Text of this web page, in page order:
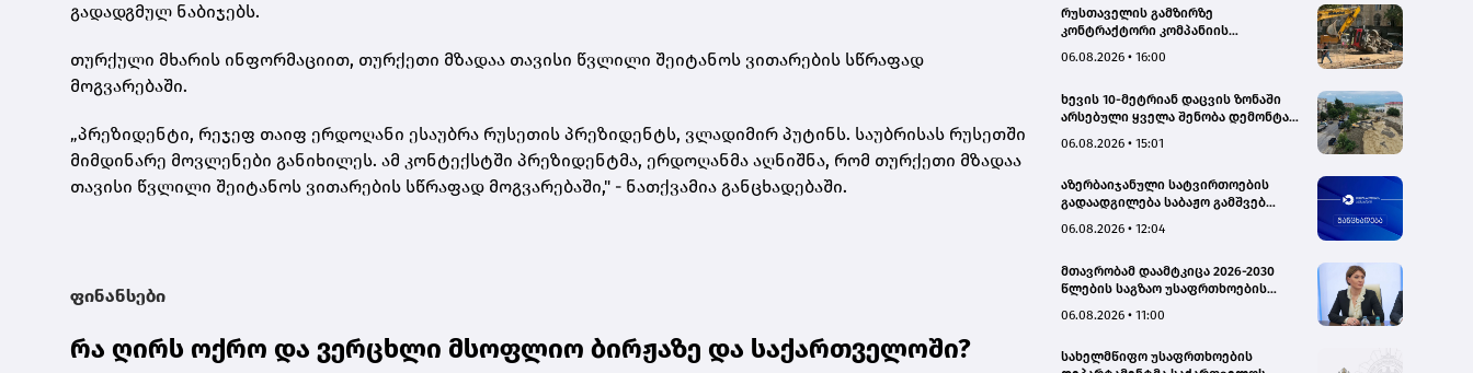
გადადგმულ ნაბიჯებს.
თურქული მხარის ინფორმაციით, თურქეთი მზადაა თავისი წვლილი შეიტანოს ვითარების სწრაფად
მოგვარებაში.
„პრეზიდენტი, რეჯეფ თაიფ ერდოღანი ესაუბრა რუსეთის პრეზიდენტს, ვლადიმირ პუტინს. საუბრისას რუსეთში
მიმდინარე მოვლენები განიხილეს. ამ კონტექსტში პრეზიდენტმა, ერდოღანმა აღნიშნა, რომ თურქეთი მზადაა
თავისი წვლილი შეიტანოს ვითარების სწრაფად მოგვარებაში," - ნათქვამია განცხადებაში.
ფინანსები
რა ღირს ოქრო და ვერცხლი მსოფლიო ბირჟაზე და საქართველოში?
რუსთაველის გამზირზე
კონტრაქტორი კომპანიის
ახლოს იმოძრავა, რამაც ნიადაგის
გამოიწვია, გადაბრუნდა
ავტომანქანა - თვითმცლელში
იმყოფებოდა მცირეწლოვანი ბავშვი
06.08.2026 • 16:00
ხევის 10-მეტრიან დაცვის ზონაში
არსებული ყველა შენობა დემონტაჟს
06.08.2026 • 15:01
აზერბაიჯანული სატვირთოების
გადაადგილება საბაჟო გამშვებ
მიმდინარეობს- შემოსავლების
06.08.2026 • 12:04
მთავრობამ დაამტკიცა 2026-2030
წლების საგზაო უსაფრთხოების
სამოქმედო გეგმა – თამარ
06.08.2026 • 11:00
სახელმწიფო უსაფრთხოების